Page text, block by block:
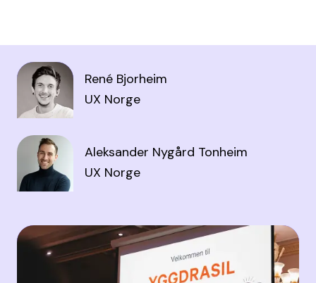
René Bjorheim
UX Norge
Aleksander Nygård Tonheim
UX Norge